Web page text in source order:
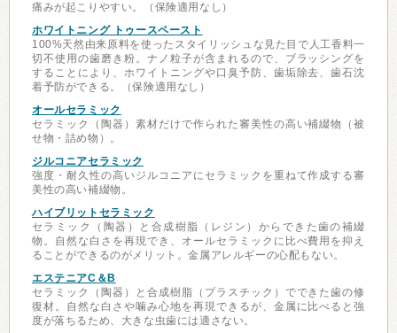
痛みが起こりやすい。（保険適用なし）
ホワイトニング トゥースペースト
100%天然由来原料を使ったスタイリッシュな見た目で人工香料一
切不使用の歯磨き粉。ナノ粒子が含まれるので、ブラッシングを
することにより、ホワイトニングや口臭予防、歯垢除去、歯石沈
着予防ができる。（保険適用なし）
オールセラミック
セラミック（陶器）素材だけで作られた審美性の高い補綴物（被
せ物・詰め物）。
ジルコニアセラミック
強度・耐久性の高いジルコニアにセラミックを重ねて作成する審
美性の高い補綴物。
ハイブリットセラミック
セラミック（陶器）と合成樹脂（レジン）からできた歯の補綴
物。自然な白さを再現でき、オールセラミックに比べ費用を抑え
ることができるのがメリット。金属アレルギーの心配もない。
エステニアC＆B
セラミック（陶器）と合成樹脂（プラスチック）でできた歯の修
復材。自然な白さや噛み心地を再現できるが、金属に比べると強
度が落ちるため、大きな虫歯には適さない。